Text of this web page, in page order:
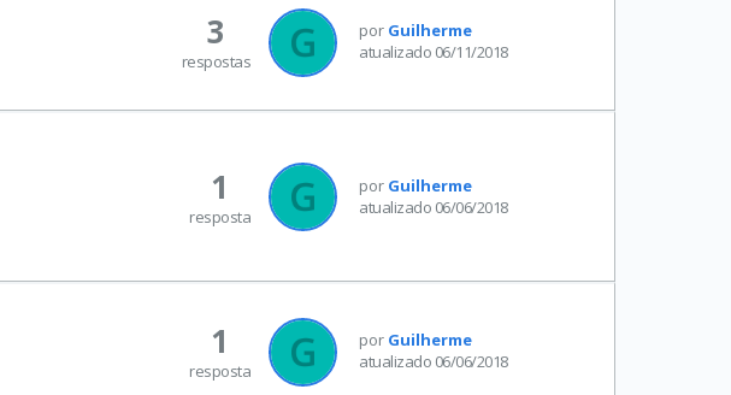
por Guilherme
atualizado 06/11/2018
3
respostas
por Guilherme
atualizado 06/06/2018
1
resposta
por Guilherme
atualizado 06/06/2018
1
resposta